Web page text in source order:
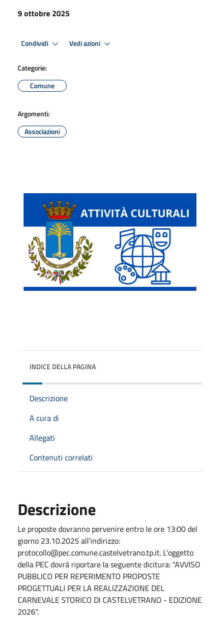
9 ottobre 2025
Condividi Vedi azioni
Categorie:
Comune
Argomenti:
Associazioni
INDICE DELLA PAGINA
Descrizione
A cura di
Allegati
Contenuti correlati
Descrizione
Le proposte dovranno pervenire entro le ore 13:00 del
giorno 23.10.2025 all’indirizzo:
protocollo@pec.comune.castelvetrano.tp.it. L'oggetto
della PEC dovrà riportare la seguente dicitura: "AVVISO
PUBBLICO PER REPERIMENTO PROPOSTE
PROGETTUALI PER LA REALIZZAZIONE DEL
CARNEVALE STORICO DI CASTELVETRANO - EDIZIONE
2026".